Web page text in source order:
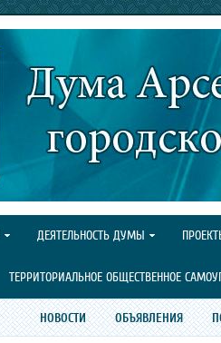
ДЕЯТЕЛЬНОСТЬ ДУМЫ
ТЕРРИТОРИАЛЬНОЕ ОБЩЕСТВЕННОЕ
НОВОСТИ ОБЪЯВЛЕНИЯ